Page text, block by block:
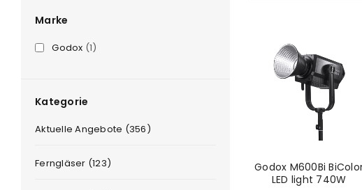
Marke
Godox (1)
Kategorie
Aktuelle Angebote (356)
Ferngläser (123)
Godox M600Bi
LED light 740W